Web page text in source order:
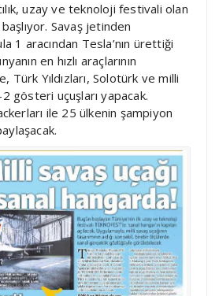
uzay ve teknoloji festivali olan
Savaş jetinden
1 aracından Tesla’nın ürettiği
en hızlı araçlarının
Türk Yıldızları, Solotürk ve milli
gösteri uçuşları yapacak.
ile 25 ülkenin şampiyon